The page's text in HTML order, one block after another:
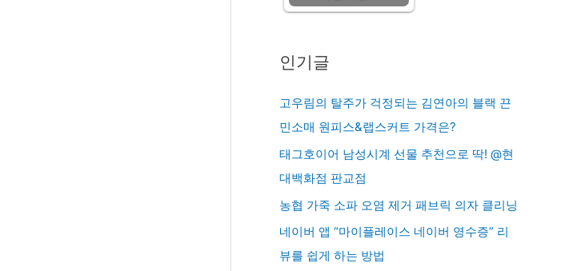
인기글
고우림의 탈주가 걱정되는 김연아의 블랙 끈
민소매 원피스&랩스커트 가격은?
태그호이어 남성시계 선물 추천으로 딱! @현
대백화점 판교점
농협 가죽 소파 오염 제거 패브릭 의자 클리닝
네이버 앱 “마이플레이스 네이버 영수증” 리
뷰를 쉽게 하는 방법